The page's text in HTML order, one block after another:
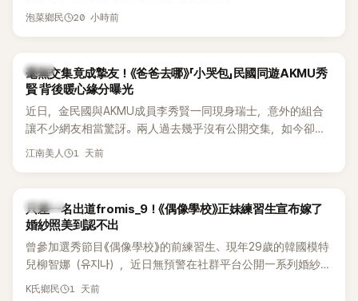
員包攬了前三名，展現了她們在女性社群中的高人氣。
泡菜鄉民 20 小時前
韓星
毫無交集竟成摯友！《爸爸去哪》「小哭包」民國同遊AKMU秀
賢 背後暖心緣分曝光
近日，金民國與AKMU成員李秀賢一同現身瑞士，意外的組合
讓不少網友相當驚訝。兩人過去幾乎沒有公開交集，如今卻一
起踏上瑞士之旅，也讓粉絲紛紛好奇：「他們到底是怎麼認識
江南美人 1 天前
K-POP
只差一名出道fromis_9！《偶像學校》正妹練習生宣布嫁了
婚紗照美到認不出
曾參加選秀節目《偶像學校》的前練習生、現年29歲的韓國模特
兒柳智娜（유지나），近日無預警在社群平台公開一系列婚紗
照，親自宣布即將步入婚姻，消息曝光後讓不少曾追看節目的
K氏鄉民 1 天前